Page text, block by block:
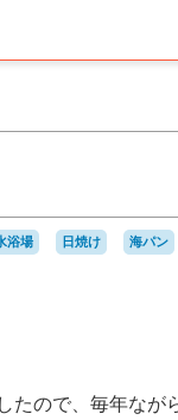
浴場 日焼け 海パン
たので、毎年なが